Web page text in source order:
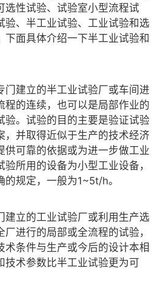
选性试验、试验室小型流程试
验、半工业试验、工业试验和选
下面具体介绍一下半工业试验和
建立的半工业试验厂或车间进
程的连续，也可以是局部作业的
验。试验的目的主要是验证试验
，并取得近似于生产的技术经济
供可靠的依据或为进一步做工业
所用的设备为小型工业设备，
规定，一般为1~5t/h。
立的工业试验厂或利用生产选
进行的局部或全流程的试验，
术条件与生产或今后的设计本相
技术参数比半工业试验更为可
 矿山设计院
 关于金鹏
发展历程
企业文化
专家团队
 联系我们